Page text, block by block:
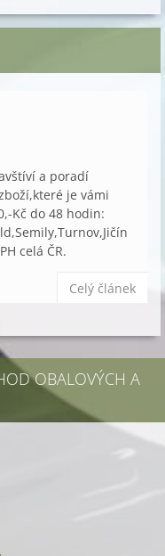
a poradí
je vámi
Kč do 48 hodin:
celá ČR.
Celý článek
OBALOVÝCH A